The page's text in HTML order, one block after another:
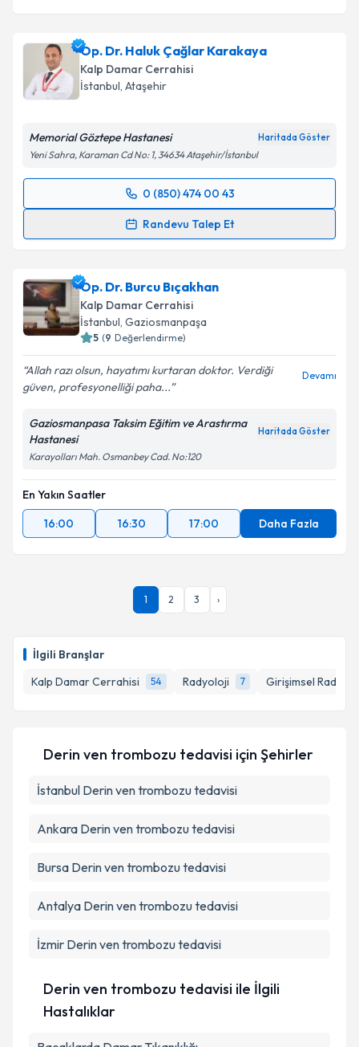
İlgili Branşlar
Kalp Damar Cerrahisi
54 Radyoloji 7 Girişimsel
Op. Dr. Haluk Çağlar Karakaya
Kalp Damar Cerrahisi
İstanbul, Ataşehir
Memorial Göztepe Hastanesi
Yeni Sahra, Karaman Cd No: 1, 34634 Ataşehir/İstanbul
0 (850) 474 00 43
Randevu Talep Et
Randevu Takvimi Talebi
talebi oluşturun. Size bu uzmandan randevu almanız
için bir takvim hazırlandığında e-posta ile
bilgilendireceğiz.
E-posta Adresiniz
Kişisel verilerimin işlenmesine ilişkin
Metni
'ni okudum ve kişisel verilerimin belirtilen
kapsamda işlenmesini kabul ediyorum.
Takvim Talebini Gönder
Op. Dr. Burcu Bıçakhan
Kalp Damar Cerrahisi
İstanbul, Gaziosmanpaşa
( Değerlendirme)
Allah razı olsun, hayatımı kurtaran doktor. Verdiği
güven, profesyonelliği paha...
Gaziosmanpasa Taksim Eğitim ve Arastırma
Hastanesi
Karayolları Mah. Osmanbey Cad. No:120
En Yakın Saatler
16:00
16:30 17:00 Daha Fazla
Derin ven trombozu tedavisi için Şehirler
İstanbul Derin ven trombozu tedavisi
Ankara Derin ven trombozu tedavisi
Bursa Derin ven trombozu tedavisi
Antalya Derin ven trombozu tedavisi
İzmir Derin ven trombozu tedavisi
Derin ven trombozu tedavisi ile İlgili
Hastalıklar